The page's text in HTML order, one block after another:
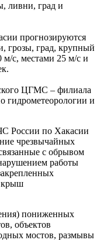
прогнозируются
грозы, град, крупный
м/с, местами 25 м/с и
ЦГМС – филиала
гидрометеорологии и
России по Хакасии
чрезвычайных
с обрывом
работы
крыш
пониженных
объектов
мостов, размывы